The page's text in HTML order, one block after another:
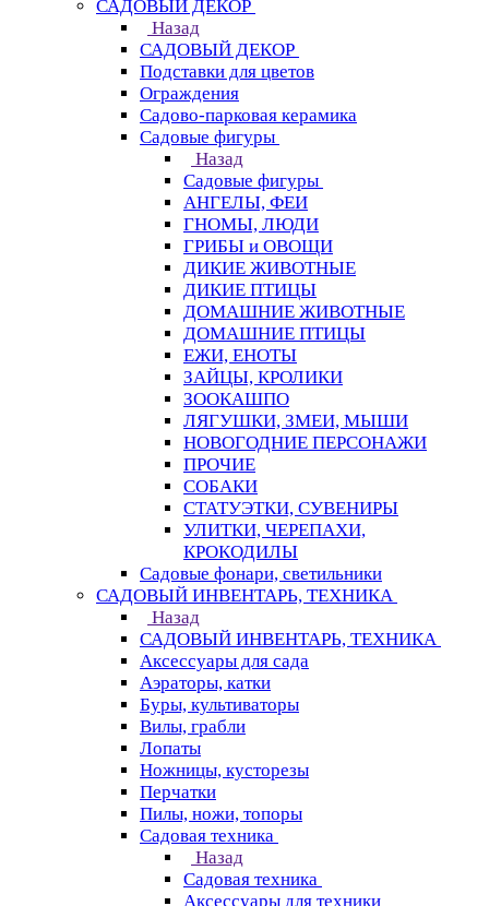
САДОВЫЙ ДЕКОР
Назад
САДОВЫЙ ДЕКОР
Подставки для цветов
Ограждения
Садово-парковая керамика
Садовые фигуры
Назад
Садовые фигуры
АНГЕЛЫ, ФЕИ
ГНОМЫ, ЛЮДИ
ГРИБЫ и ОВОЩИ
ДИКИЕ ЖИВОТНЫЕ
ДИКИЕ ПТИЦЫ
ДОМАШНИЕ ЖИВОТНЫЕ
ДОМАШНИЕ ПТИЦЫ
ЕЖИ, ЕНОТЫ
ЗАЙЦЫ, КРОЛИКИ
ЗООКАШПО
ЛЯГУШКИ, ЗМЕИ, МЫШИ
НОВОГОДНИЕ ПЕРСОНАЖИ
ПРОЧИЕ
СОБАКИ
СТАТУЭТКИ, СУВЕНИРЫ
УЛИТКИ, ЧЕРЕПАХИ,
КРОКОДИЛЫ
Садовые фонари, светильники
САДОВЫЙ ИНВЕНТАРЬ, ТЕХНИКА
Назад
САДОВЫЙ ИНВЕНТАРЬ, ТЕХНИКА
Аксессуары для сада
Аэраторы, катки
Буры, культиваторы
Вилы, грабли
Лопаты
Ножницы, кусторезы
Перчатки
Пилы, ножи, топоры
Садовая техника
Назад
Садовая техника
Аксессуары для техники